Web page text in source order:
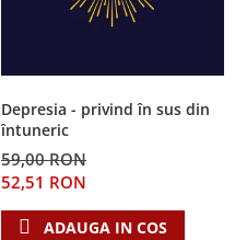
Depresia - privind în sus din
întuneric
59,00 RON
52,51 RON
ADAUGA IN COS